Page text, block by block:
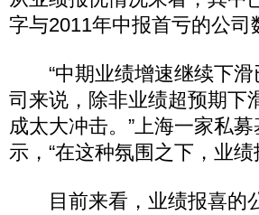
字与2011年中报首亏的公司
“中期业绩增速继续下滑
司来说，除非业绩超预期下
成太大冲击。”上海一家私
示，“在这种氛围之下，业
目前来看，业绩报喜的